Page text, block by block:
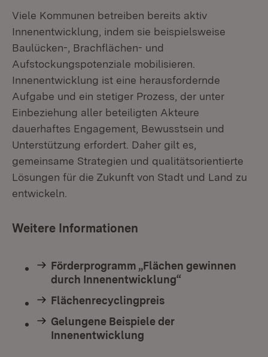
Viele Kommunen betreiben bereits aktiv
Innenentwicklung, indem sie beispielsweise
Baulücken-, Brachflächen- und
Aufstockungspotenziale mobilisieren.
Innenentwicklung ist eine herausfordernde
Aufgabe und ein stetiger Prozess, der unter
Einbeziehung aller beteiligten Akteure
dauerhaftes Engagement, Bewusstsein und
Unterstützung erfordert. Daher gilt es,
gemeinsame Strategien und qualitätsorientierte
Lösungen für die Zukunft von Stadt und Land zu
entwickeln.
Weitere Informationen
Förderprogramm „Flächen gewinnen
durch Innenentwicklung“
Flächenrecyclingpreis
Gelungene Beispiele der
Innenentwicklung